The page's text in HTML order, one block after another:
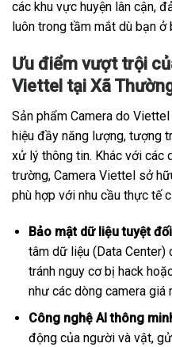
các khu vực huyện lân cận,
luôn trong tầm mắt dù bạn ở
Ưu điểm vượt trội
Viettel tại Xã
Sản phẩm Camera do
hiệu đầy năng lượng, tượng
xử lý thông tin. Khác với các
trường, Camera Viettel sở
phù hợp với nhu cầu thực tế
Bảo mật dữ liệu tuyệt
tâm dữ liệu (Data
tránh nguy cơ bị hack
như các dòng camera giá
Công nghệ AI thông
động của người và vật,